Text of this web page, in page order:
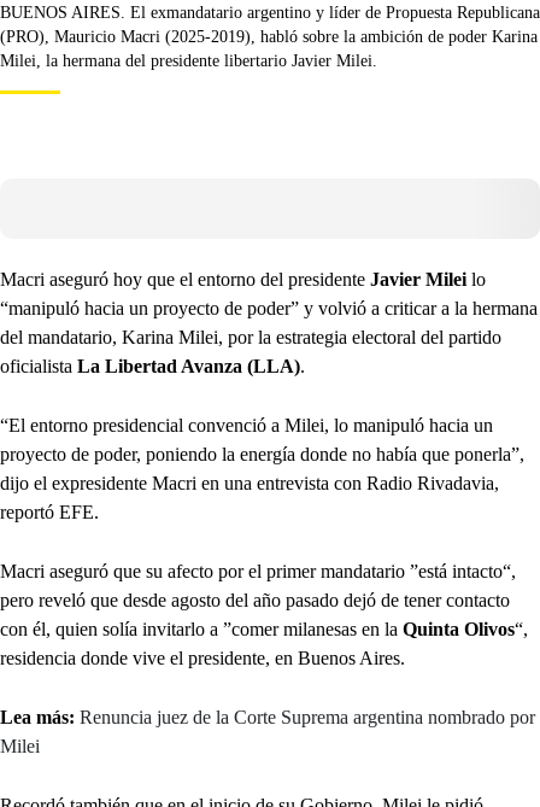
BUENOS AIRES. El exmandatario argentino y líder de Propuesta Republicana
(PRO), Mauricio Macri (2025-2019), habló sobre la ambición de poder Karina
Milei, la hermana del presidente libertario Javier Milei.
Macri aseguró hoy que el entorno del presidente Javier Milei lo
“manipuló hacia un proyecto de poder” y volvió a criticar a la hermana
del mandatario, Karina Milei, por la estrategia electoral del partido
oficialista La Libertad Avanza (LLA).
“El entorno presidencial convenció a Milei, lo manipuló hacia un
proyecto de poder, poniendo la energía donde no había que ponerla”,
dijo el expresidente Macri en una entrevista con Radio Rivadavia,
reportó EFE.
Macri aseguró que su afecto por el primer mandatario ”está intacto“,
pero reveló que desde agosto del año pasado dejó de tener contacto
con él, quien solía invitarlo a ”comer milanesas en la Quinta Olivos“,
residencia donde vive el presidente, en Buenos Aires.
Lea más: Renuncia juez de la Corte Suprema argentina nombrado por
Milei